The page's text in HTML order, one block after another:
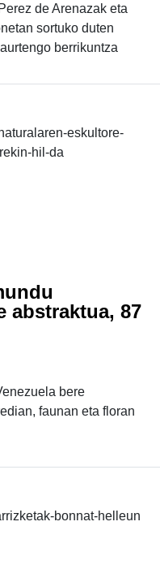
de Arenazak eta
sortuko duten
berrikuntza
abstraktua, 87
bere
faunan eta floran